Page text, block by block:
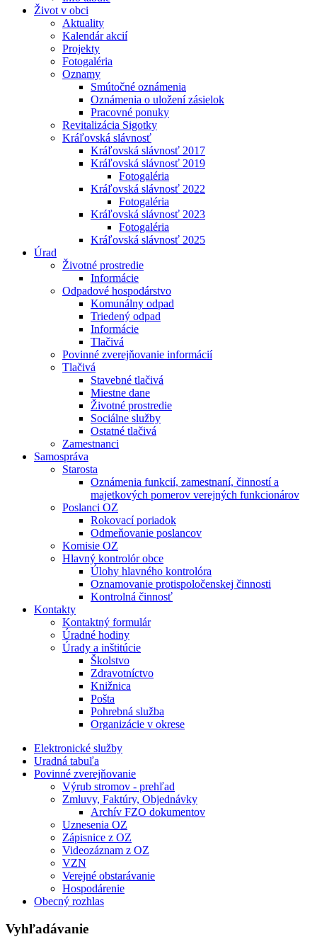
Život v obci
Aktuality
Kalendár akcií
Projekty
Fotogaléria
Oznamy
Smútočné oznámenia
Oznámenia o uložení zásielok
Pracovné ponuky
Revitalizácia Sigotky
Kráľovská slávnosť
Kráľovská slávnosť 2017
Kráľovská slávnosť 2019
Fotogaléria
Kráľovská slávnosť 2022
Fotogaléria
Kráľovská slávnosť 2023
Fotogaléria
Kráľovská slávnosť 2025
Úrad
Životné prostredie
Informácie
Odpadové hospodárstvo
Komunálny odpad
Triedený odpad
Informácie
Tlačivá
Povinné zverejňovanie informácií
Tlačivá
Stavebné tlačivá
Miestne dane
Životné prostredie
Sociálne služby
Ostatné tlačivá
Zamestnanci
Samospráva
Starosta
Oznámenia funkcií, zamestnaní, činností a
majetkových pomerov verejných funkcionárov
Poslanci OZ
Rokovací poriadok
Odmeňovanie poslancov
Komisie OZ
Hlavný kontrolór obce
Úlohy hlavného kontrolóra
Oznamovanie protispoločenskej činnosti
Kontrolná činnosť
Kontakty
Kontaktný formulár
Úradné hodiny
Úrady a inštitúcie
Školstvo
Zdravotníctvo
Knižnica
Pošta
Pohrebná služba
Organizácie v okrese
Elektronické služby
Uradná tabuľa
Povinné zverejňovanie
Výrub stromov - prehľad
Zmluvy, Faktúry, Objednávky
Archív FZO dokumentov
Uznesenia OZ
Zápisnice z OZ
Videozáznam z OZ
VZN
Verejné obstarávanie
Hospodárenie
Obecný rozhlas
Vyhľadávanie